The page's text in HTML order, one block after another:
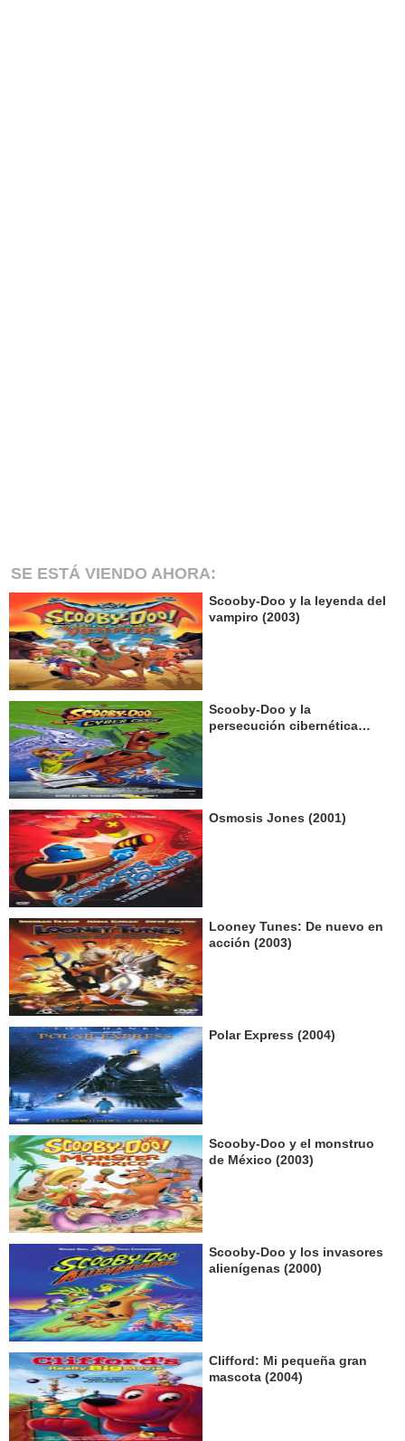
SE ESTÁ VIENDO AHORA:
Scooby-Doo y la leyenda del
vampiro (2003)
Scooby-Doo y la
persecución cibernética
Osmosis Jones (2001)
Looney Tunes: De nuevo en
acción (2003)
Polar Express (2004)
Scooby-Doo y el monstruo
de México (2003)
Scooby-Doo y los invasores
alienígenas (2000)
Clifford: Mi pequeña gran
mascota (2004)